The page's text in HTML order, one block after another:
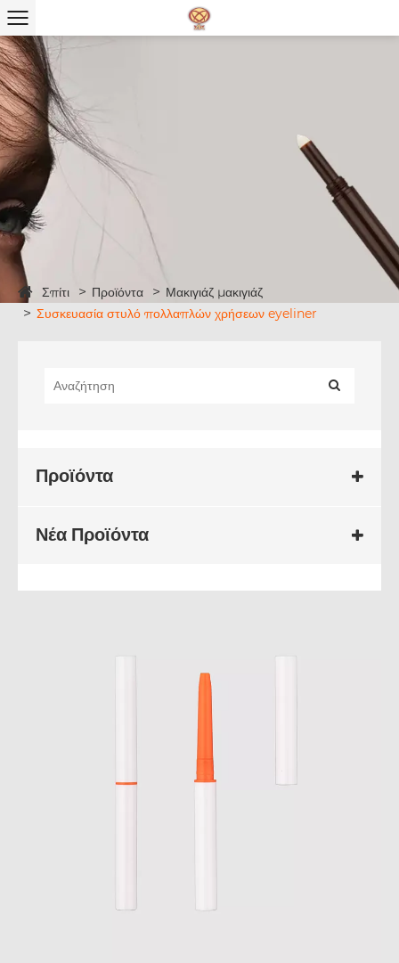
Σπίτι Προϊόντα
Μακιγιάζ μακιγιάζ
Συσκευασία στυλό πολλαπλών χρήσεων eyeliner
Προϊόντα
Νέα Προϊόντα